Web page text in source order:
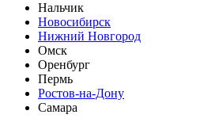
Нальчик
Новосибирск
Нижний Новгород
Омск
Оренбург
Пермь
Ростов-на-Дону
Самара